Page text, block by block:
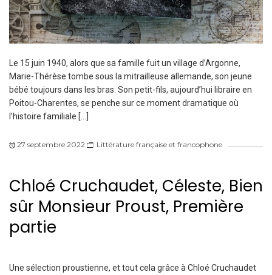
Le 15 juin 1940, alors que sa famille fuit un village d’Argonne,
Marie-Thérèse tombe sous la mitrailleuse allemande, son jeune
bébé toujours dans les bras. Son petit-fils, aujourd’hui libraire en
Poitou-Charentes, se penche sur ce moment dramatique où
l’histoire familiale […]
27 septembre 2022 Littérature française et francophone
Chloé Cruchaudet, Céleste, Bien
sûr Monsieur Proust, Première
partie
Une sélection proustienne, et tout cela grâce à Chloé Cruchaudet